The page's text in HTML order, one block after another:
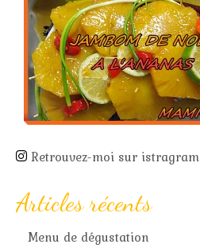
Retrouvez-moi sur istragram
Articles récents
Menu de dégustation